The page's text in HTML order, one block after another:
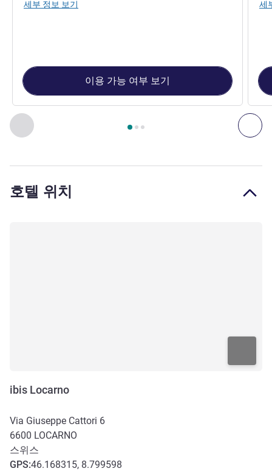
이전 - 객실 다
3 페이지 , 객실 1 : Cinema rooms - Double bed , 객실 2 :
세부 정보 보기
이용 가능 여부 보기
세
호텔 위치
ibis Locarno
Via Giuseppe Cattori 6
6600 LOCARNO
스위스
GPS:46.168315, 8.799598